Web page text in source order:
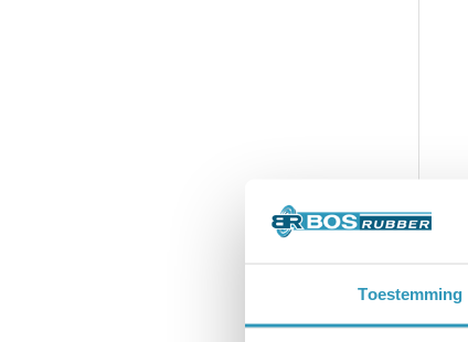
Toestemming